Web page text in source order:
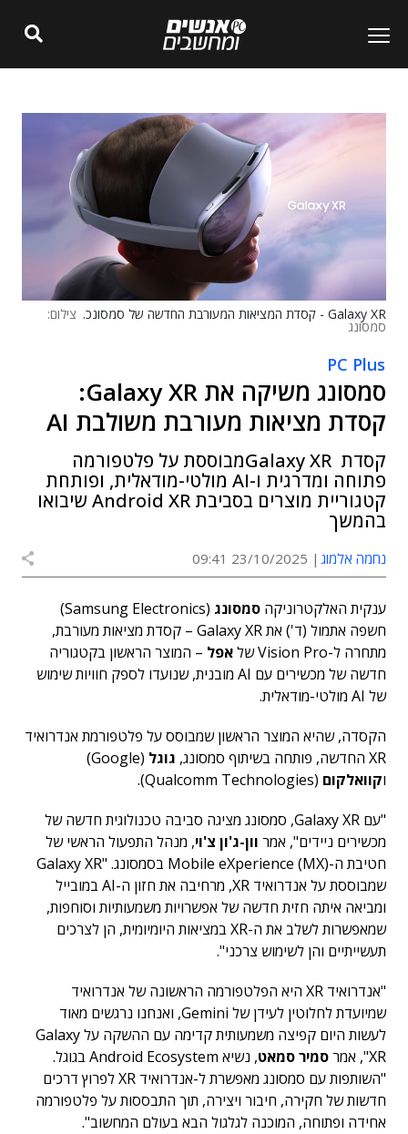
Galaxy XR - קסדת המציאות המעורבת החדשה של סמסונכ. צילום:
סמסונג
PC Plus
סמסונג משיקה את Galaxy XR:
קסדת מציאות מעורבת משולבת AI
קסדת Galaxy XRמבוססת על פלטפורמה
פתוחה ומדרגית ו-AI מולטי-מודאלית, ופותחת
קטגוריית מוצרים בסביבת Android XR שיבואו
בהמשך
נחמה אלמוג 23/10/2025 09:41
ענקית האלקטרוניקה סמסונג
(Samsung Electronics)
חשפה אתמול (ד') את Galaxy XR – קסדת מציאות מעורבת,
מתחרה ל-Vision Pro של
אפל – המוצר הראשון בקטגוריה
חדשה של מכשירים עם AI מובנית, שנועדו לספק חוויות שימוש
של AI מולטי-מודאלית.
הקסדה, שהיא המוצר הראשון שמבוסס על פלטפורמת אנדרואיד
XR החדשה, פותחה בשיתוף סמסונג,
גוגל
(Google)
וקוואלקום (Qualcomm Technologies).
"עם Galaxy XR, סמסונג מציגה סביבה טכנולוגית חדשה של
מכשירים ניידים", אמר וון-ג'ון צ'וי, מנהל התפעול הראשי של
חטיבת ה-Mobile eXperience (MX) בסמסונג. "Galaxy XR
שמבוססת על אנדרואיד XR, מרחיבה את חזון ה-AI במובייל
ומביאה איתה חזית חדשה של אפשרויות משמעותיות וסוחפות,
שמאפשרות לשלב את ה-XR במציאות היומיומית, הן לצרכים
תעשייתיים והן לשימוש צרכני".
"אנדרואיד XR היא הפלטפורמה הראשונה של אנדרואיד
שמיועדת לחלוטין לעידן של Gemini, ואנחנו נרגשים מאוד
לעשות היום קפיצה משמעותית קדימה עם ההשקה על Galaxy
XR", אמר
סמיר סמאט
, נשיא Android Ecosystem בגוגל.
"השותפות עם סמסונג מאפשרת ל-אנדרואיד XR לפרוץ דרכים
חדשות של חקירה, חיבור ויצירה, תוך התבססות על פלטפורמה
אחידה ופתוחה, המוכנה לגלגול הבא בעולם המחשוב".